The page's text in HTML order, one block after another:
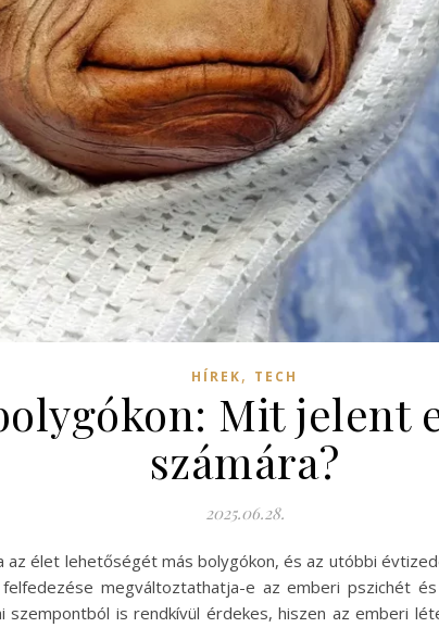
HÍREK, TECH
Mit jelent
számára?
2025.06.28.
élet lehetőségét más bolygókon, és az utóbbi
megváltoztathatja-e az emberi pszichét
szempontból is rendkívül érdekes, hiszen az emberi